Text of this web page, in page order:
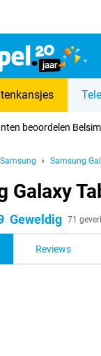
beoordelen
Samsung Samsung
Galaxy
Geweldig 71
Reviews